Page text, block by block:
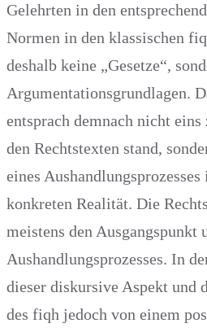
Gelehrten in den
Normen in den klassischen
deshalb keine „Gesetze“,
Argumentationsgrundlagen.
entsprach demnach nicht
den Rechtstexten stand,
eines
konkreten Realität. Die
meistens den Ausgangspunkt
Aushandlungsprozesses. In
dieser diskursive Aspekt und
des fiqh jedoch von einem